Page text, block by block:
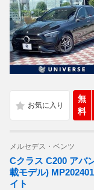
無
料
メルセデス・ベンツ
Cクラス C200 アバ
載モデル)
イト